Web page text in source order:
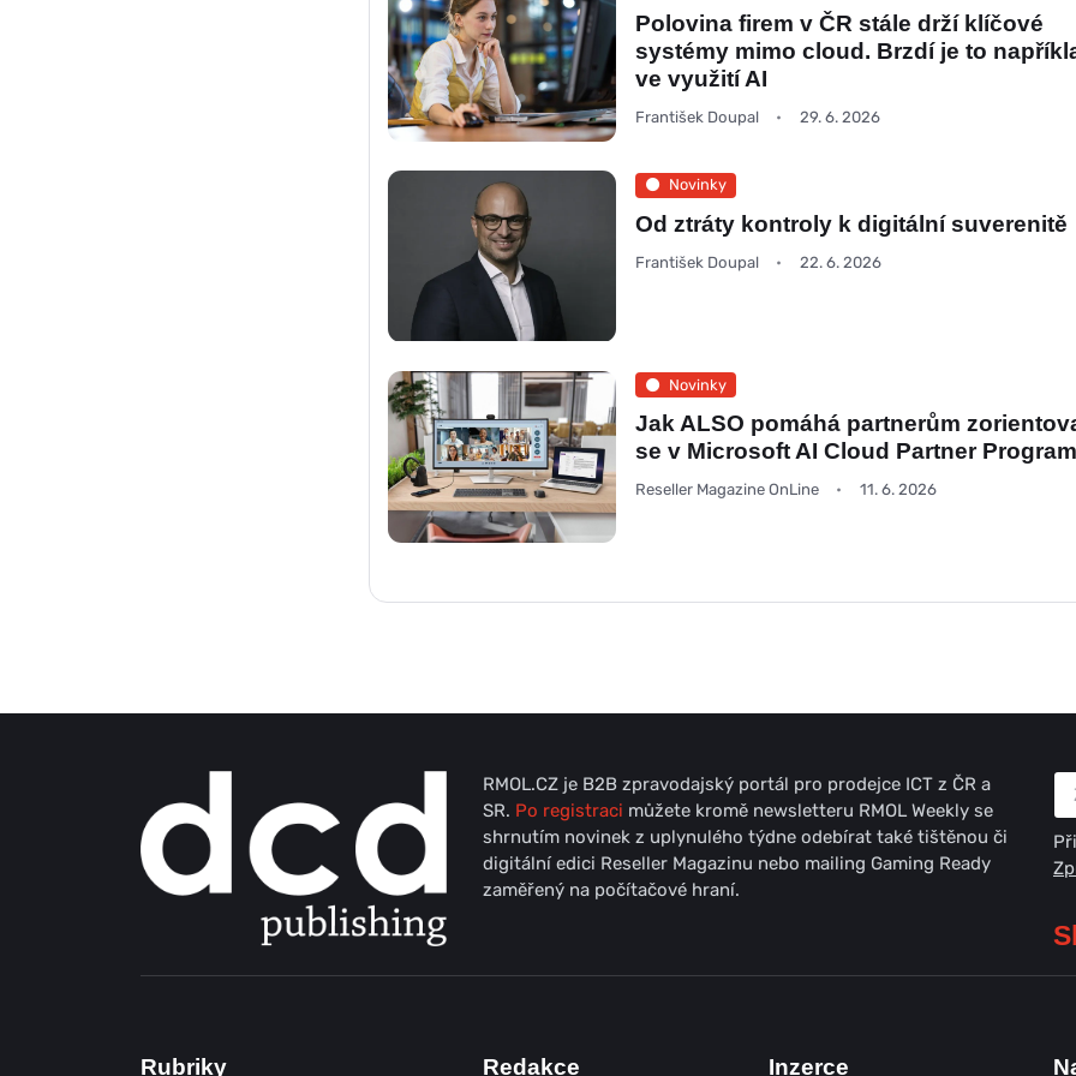
Polovina firem v ČR stále drží klíčové
systémy mimo cloud. Brzdí je to
ve využití AI
František Doupal 29. 6. 2026
Novinky
Od ztráty kontroly k digitální suverenitě
František Doupal 22. 6. 2026
Novinky
Jak ALSO pomáhá partnerům
se v Microsoft AI Cloud Partner
Reseller Magazine OnLine 11. 6. 2026
RMOL.CZ je B2B zpravodajský portál pro prodejce ICT z ČR a
SR. Po registraci můžete kromě newsletteru RMOL Weekly se
shrnutím novinek z uplynulého týdne odebírat také tištěnou či
digitální edici Reseller Magazinu nebo mailing Gaming Ready
zaměřený na počítačové hraní.
Rubriky Redakce Inzerce